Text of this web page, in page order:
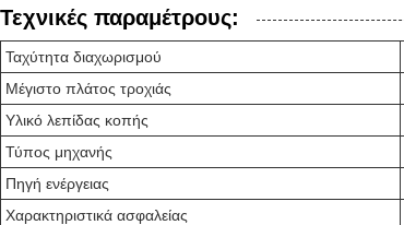
Τεχνικές παραμέτρους:
Ταχύτητα διαχωρισμού
Μέγιστο πλάτος τροχιάς
Υλικό λεπίδας κοπής
Τύπος μηχανής
Πηγή ενέργειας
Χαρακτηριστικά ασφαλείας